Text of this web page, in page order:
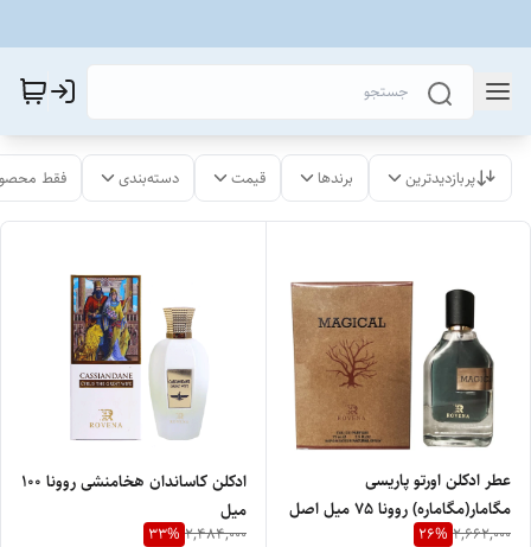
پربازدیدترین برندها قیمت دسته‌بندی فقط
عطر ادکلن اورتو پاریسی
مگامار(مگاماره) روونا 75 میل اصل
2,662,000
26%
ادکلن کاساندان هخامنشی روونا ۱۰۰
میل
2,484,000
33%